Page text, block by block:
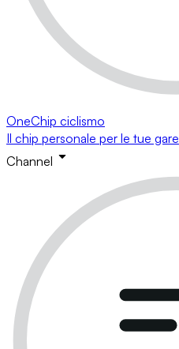
OneChip ciclismo
Il chip personale per le tue gare
Channel